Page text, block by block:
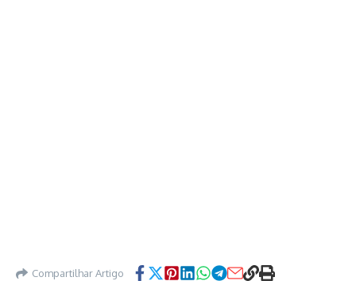
Compartilhar Artigo